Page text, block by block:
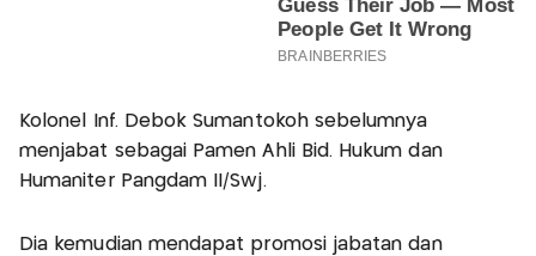
Kolonel Inf. Debok Sumantokoh sebelumnya
menjabat sebagai Pamen Ahli Bid. Hukum dan
Humaniter Pangdam II/Swj.
Dia kemudian mendapat promosi jabatan dan